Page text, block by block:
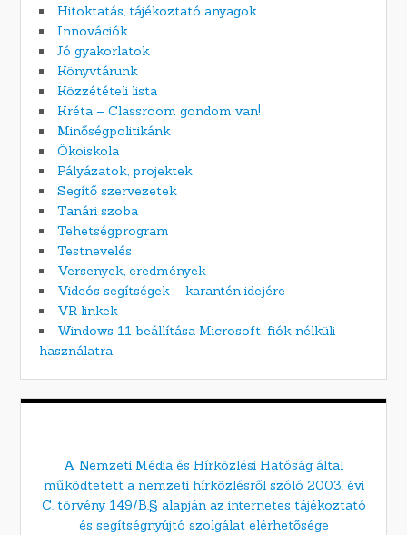
Hitoktatás, tájékoztató anyagok
Innovációk
Jó gyakorlatok
Könyvtárunk
Közzétételi lista
Kréta – Classroom gondom van!
Minőségpolitikánk
Ökoiskola
Pályázatok, projektek
Segítő szervezetek
Tanári szoba
Tehetségprogram
Testnevelés
Versenyek, eredmények
Videós segítségek – karantén idejére
VR linkek
Windows 11 beállítása Microsoft-fiók nélküli
használatra
A Nemzeti Média és Hírközlési Hatóság által
működtetett a nemzeti hírközlésről szóló 2003. évi
C. törvény 149/B.§ alapján az internetes tájékoztató
és segítségnyújtó szolgálat elérhetősége